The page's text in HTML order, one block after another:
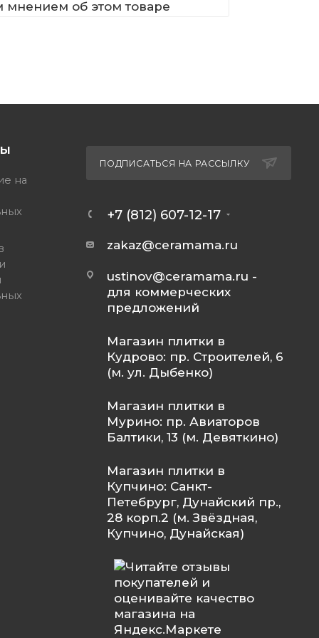
мнением об этом товаре
на
ПОДПИСАТЬСЯ НА РАССЫЛКУ
+7 (812) 607-12-17
zakaz@ceramama.ru
ustinov@ceramama.ru -
для коммерческих
предложений
Магазин плитки в
Кудрово: пр. Строителей, 6
(м. ул. Дыбенко)
Магазин плитки в
Мурино: пр. Авиаторов
Балтики, 13 (м. Девяткино)
Магазин плитки в
Купчино: Санкт-
Петебрург, Дунайский пр.,
28 корп.2 (м. Звёздная,
Купчино, Дунайская)